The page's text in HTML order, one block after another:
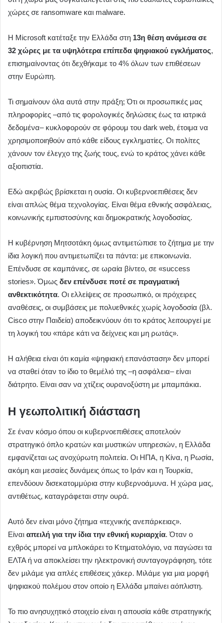
χώρες σε ransomware και malware.
Η Microsoft κατέταξε την Ελλάδα στη 13η θέση ανάμεσα σε
32 χώρες με τα υψηλότερα επίπεδα ψηφιακού εγκλήματος,
επισημαίνοντας ότι δεχθήκαμε το 4% όλων των επιθέσεων
στην Ευρώπη.
Τι σημαίνουν όλα αυτά στην πράξη; Ότι οι προσωπικές μας
πληροφορίες –από τις φορολογικές δηλώσεις έως τα ιατρικά
δεδομένα– κυκλοφορούν σε φόρουμ του dark web, έτοιμα να
χρησιμοποιηθούν από κάθε είδους εγκληματίες. Οι πολίτες
χάνουν τον έλεγχο της ζωής τους, ενώ το κράτος χάνει κάθε
αξιοπιστία.
Εδώ ακριβώς βρίσκεται η ουσία. Οι κυβερνοεπιθέσεις δεν
είναι απλώς θέμα τεχνολογίας. Είναι θέμα εθνικής ασφάλειας,
κοινωνικής εμπιστοσύνης και δημοκρατικής λογοδοσίας.
Η κυβέρνηση Μητσοτάκη όμως αντιμετώπισε το ζήτημα με την
ίδια λογική που αντιμετωπίζει τα πάντα: με επικοινωνία.
Επένδυσε σε καμπάνιες, σε ωραία βίντεο, σε «success
stories». Όμως δεν επένδυσε ποτέ σε πραγματική
ανθεκτικότητα. Οι ελλείψεις σε προσωπικό, οι πρόχειρες
αναθέσεις, οι συμβάσεις με πολυεθνικές χωρίς λογοδοσία (βλ.
Cisco στην Παιδεία) αποδεικνύουν ότι το κράτος λειτουργεί με
τη λογική του «πάρε κάτι να δείχνεις και μη ρωτάς».
Η αλήθεια είναι ότι καμία «ψηφιακή επανάσταση» δεν μπορεί
να σταθεί όταν το ίδιο το θεμέλιό της –η ασφάλεια– είναι
διάτρητο. Είναι σαν να χτίζεις ουρανοξύστη με μπαμπάκια.
Η γεωπολιτική διάσταση
Σε έναν κόσμο όπου οι κυβερνοεπιθέσεις αποτελούν
στρατηγικό όπλο κρατών και μυστικών υπηρεσιών, η Ελλάδα
εμφανίζεται ως ανοχύρωτη πολιτεία. Οι ΗΠΑ, η Κίνα, η Ρωσία,
ακόμη και μεσαίες δυνάμεις όπως το Ιράν και η Τουρκία,
επενδύουν δισεκατομμύρια στην κυβερνοάμυνα. Η χώρα μας,
αντιθέτως, καταγράφεται στην ουρά.
Αυτό δεν είναι μόνο ζήτημα «τεχνικής ανεπάρκειας».
Είναι απειλή για την ίδια την εθνική κυριαρχία. Όταν ο
εχθρός μπορεί να μπλοκάρει το Κτηματολόγιο, να παγώσει τα
ΕΛΤΑ ή να αποκλείσει την ηλεκτρονική συνταγογράφηση, τότε
δεν μιλάμε για απλές επιθέσεις χάκερ. Μιλάμε για μια μορφή
ψηφιακού πολέμου στον οποίο η Ελλάδα μπαίνει αόπλιστη.
Το πιο ανησυχητικό στοιχείο είναι η απουσία κάθε στρατηγικής